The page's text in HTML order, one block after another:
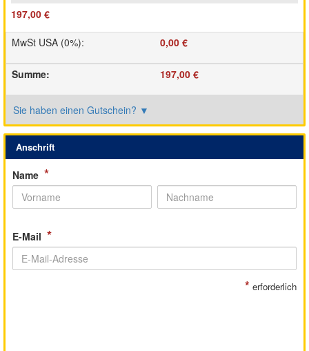
197,00 €
MwSt USA (0%): 0,00 €
Summe: 197,00 €
Sie haben einen Gutschein? ▼
Anschrift
Name *
E-Mail *
* erforderlich